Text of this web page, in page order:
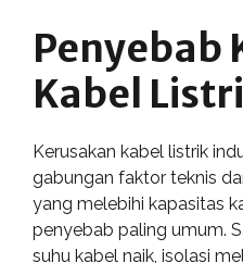
Penyebab
Kabel
Kerusakan kabel listrik
gabungan faktor teknis
yang melebihi kapasitas
penyebab paling umum.
suhu kabel naik, isolasi